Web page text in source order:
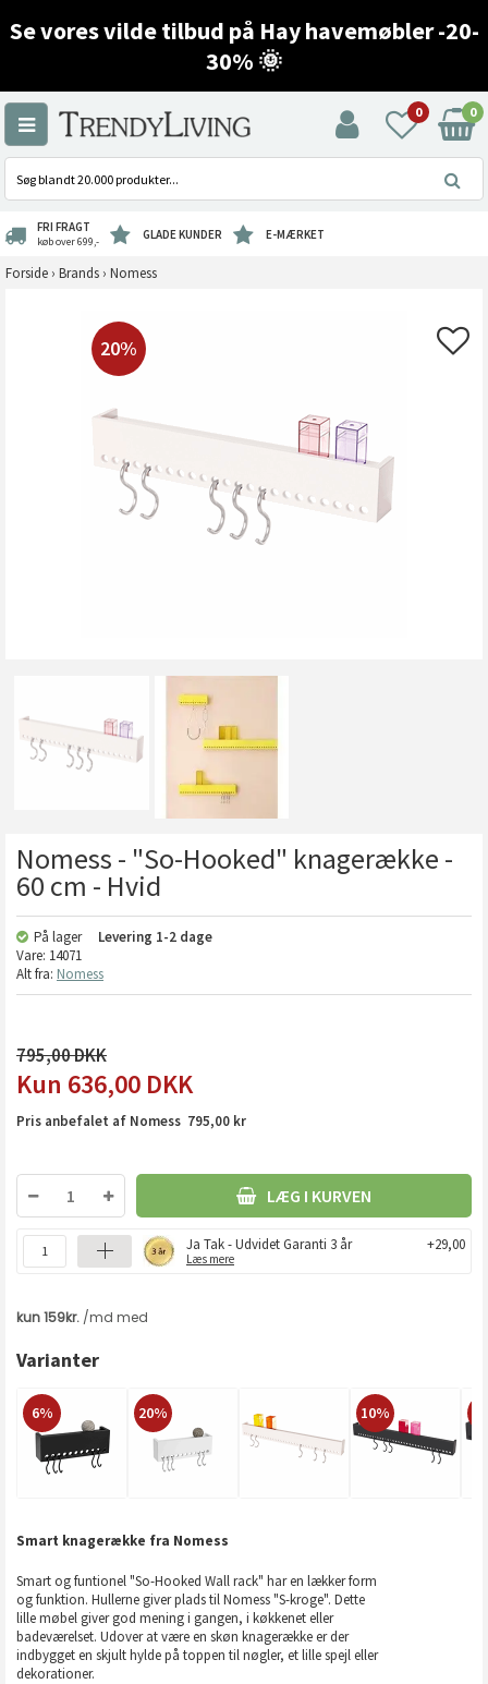
Se vores vilde tilbud på Hay havemøbler -20-
30% 🌞
0 0
FRI FRAGT
køb over 699,- GLADE KUNDER E-MÆRKET
Forside › Brands › Nomess
20%
Nomess - "So-Hooked" knagerække -
60 cm - Hvid
På lager Levering 1-2 dage
Vare: 14071
Alt fra: Nomess
795,00
636,00 DKK
Pris anbefalet af Nomess 795,00 kr
LÆG I KURVEN
Ja Tak - Udvidet Garanti 3 år
Læs mere
+29,00
Varianter
6% 20% 10%
Smart knagerække fra Nomess
Smart og funtionel "So-Hooked Wall rack" har en lækker form
og funktion. Hullerne giver plads til Nomess "S-kroge". Dette
lille møbel giver god mening i gangen, i køkkenet eller
badeværelset. Udover at være en skøn knagerække er der
indbygget en skjult hylde på toppen til nøgler, et lille spejl eller
dekorationer.